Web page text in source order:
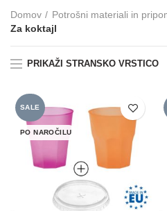
Domov Potrošni materiali in
Za koktajl
PRIKAŽI STRANSKO VRSTICO
SALE
PO NAROČILU